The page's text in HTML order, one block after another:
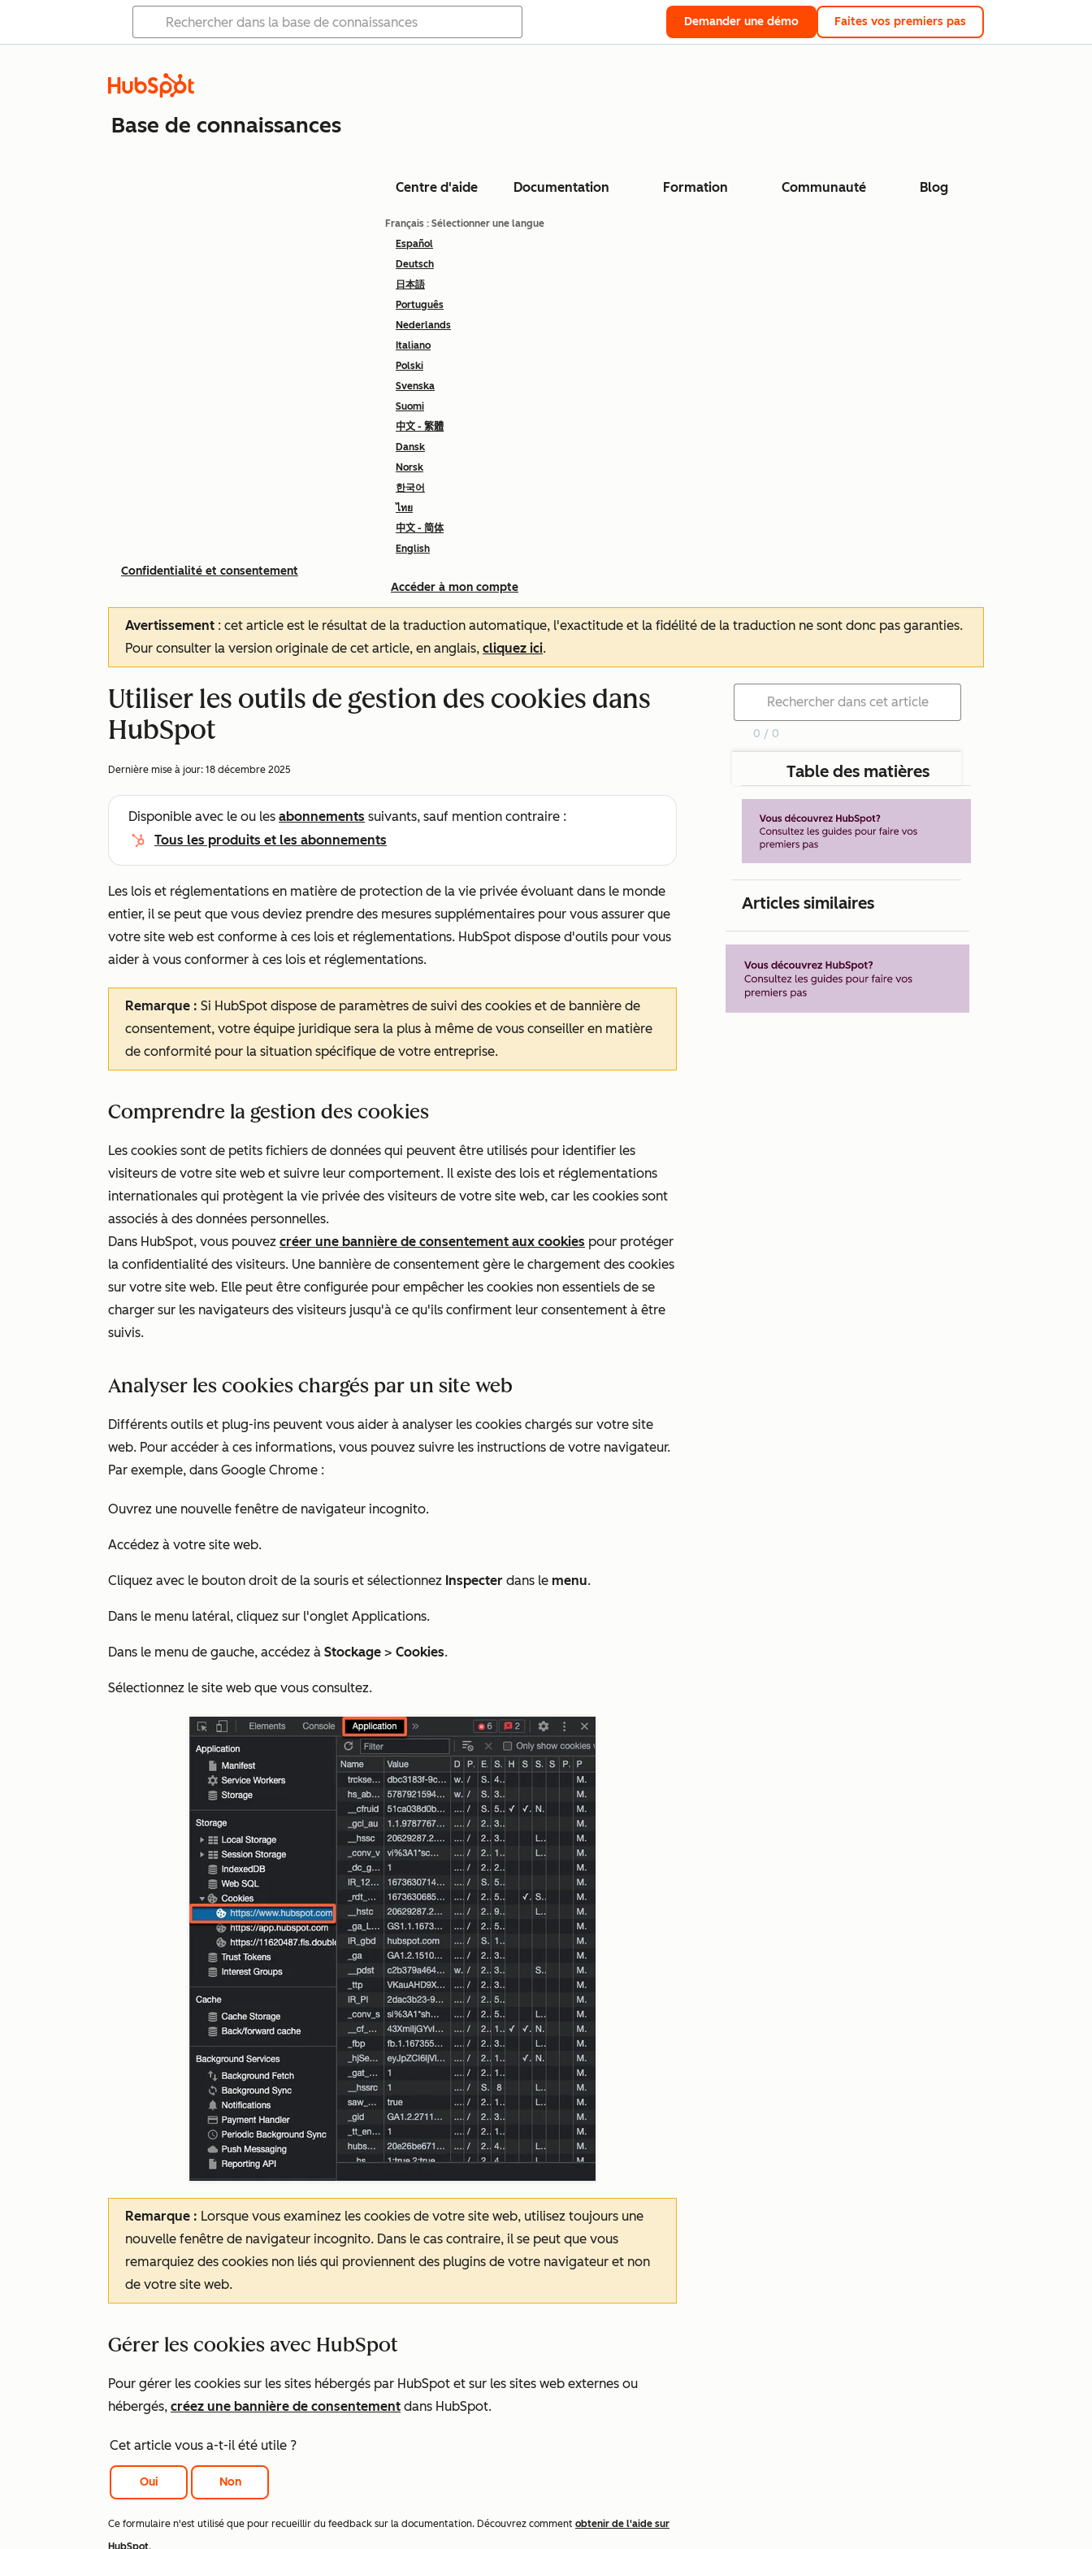
Demander une démo Faites vos premiers pas
Base de connaissances
Centre d'aide Documentation Formation Communauté Blog
Français : Sélectionner une langue
Español
Deutsch
日本語
Português
Nederlands
Italiano
Polski
Svenska
Suomi
中文 - 繁體
Dansk
Norsk
한국어
ไทย
中文 - 简体
English
Accéder à mon compte
Confidentialité et consentement
Avertissement : cet article est le résultat de la traduction automatique, l'exactitude et la fidélité de la traduction ne sont donc pas garanties.
Pour consulter la version originale de cet article, en anglais, cliquez ici.
Utiliser les outils de gestion des cookies dans
HubSpot
Dernière mise à jour: 18 décembre 2025
Disponible avec le ou les abonnements suivants, sauf mention contraire :
Tous les produits et les abonnements
Les lois et réglementations en matière de protection de la vie privée évoluant dans le monde
entier, il se peut que vous deviez prendre des mesures supplémentaires pour vous assurer que
votre site web est conforme à ces lois et réglementations. HubSpot dispose d'outils pour vous
aider à vous conformer à ces lois et réglementations.
Remarque : Si HubSpot dispose de paramètres de suivi des cookies et de bannière de
consentement, votre équipe juridique sera la plus à même de vous conseiller en matière
de conformité pour la situation spécifique de votre entreprise.
Comprendre la gestion des cookies
Les cookies sont de petits fichiers de données qui peuvent être utilisés pour identifier les
visiteurs de votre site web et suivre leur comportement. Il existe des lois et réglementations
internationales qui protègent la vie privée des visiteurs de votre site web, car les cookies sont
associés à des données personnelles.
Dans HubSpot, vous pouvez créer une bannière de consentement aux cookies pour protéger
la confidentialité des visiteurs. Une bannière de consentement gère le chargement des cookies
sur votre site web. Elle peut être configurée pour empêcher les cookies non essentiels de se
charger sur les navigateurs des visiteurs jusqu'à ce qu'ils confirment leur consentement à être
suivis.
Analyser les cookies chargés par un site web
Différents outils et plug-ins peuvent vous aider à analyser les cookies chargés sur votre site
web. Pour accéder à ces informations, vous pouvez suivre les instructions de votre navigateur.
Par exemple, dans Google Chrome :
Ouvrez une nouvelle fenêtre de navigateur incognito.
Accédez à votre site web.
Cliquez avec le bouton droit de la souris et sélectionnez Inspecter dans le menu.
Dans le menu latéral, cliquez sur l'onglet Applications.
Dans le menu de gauche, accédez à Stockage > Cookies.
Sélectionnez le site web que vous consultez.
Remarque : Lorsque vous examinez les cookies de votre site web, utilisez toujours une
nouvelle fenêtre de navigateur incognito. Dans le cas contraire, il se peut que vous
remarquiez des cookies non liés qui proviennent des plugins de votre navigateur et non
de votre site web.
Gérer les cookies avec HubSpot
Pour gérer les cookies sur les sites hébergés par HubSpot et sur les sites web externes ou
hébergés, créez une bannière de consentement dans HubSpot.
Cet article vous a-t-il été utile ?
Oui Non
Ce formulaire n'est utilisé que pour recueillir du feedback sur la documentation. Découvrez comment obtenir de l'aide sur
HubSpot.
0 / 0
Table des matières
Articles similaires